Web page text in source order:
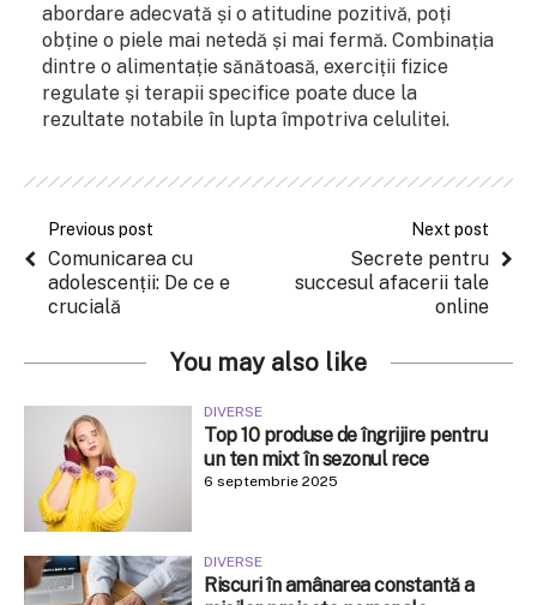
abordare adecvată și o atitudine pozitivă, poți
obține o piele mai netedă și mai fermă. Combinația
dintre o alimentație sănătoasă, exerciții fizice
regulate și terapii specifice poate duce la
rezultate notabile în lupta împotriva celulitei.
Previous post
Comunicarea cu
adolescenții: De ce e
crucială
Next post
Secrete pentru
succesul afacerii tale
online
You may also like
DIVERSE
Top 10 produse de îngrijire pentru
un ten mixt în sezonul rece
6 septembrie 2025
DIVERSE
Riscuri în amânarea constantă a